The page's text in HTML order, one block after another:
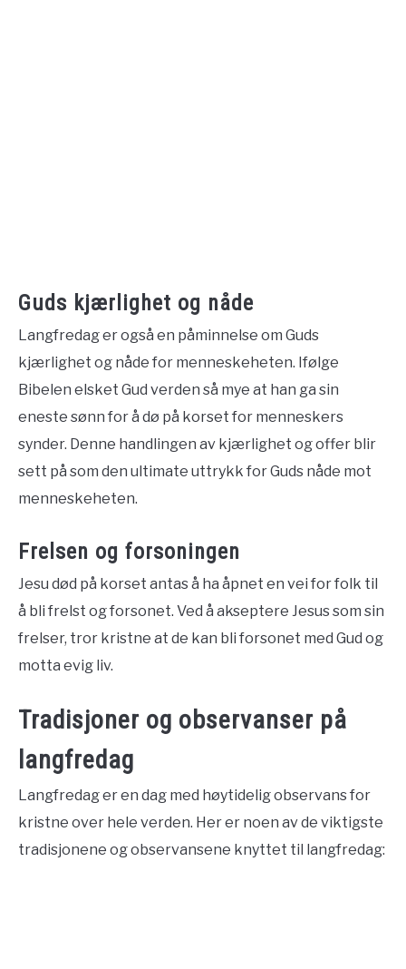
Guds kjærlighet og nåde
Langfredag er også en påminnelse om Guds
kjærlighet og nåde for menneskeheten. Ifølge
Bibelen elsket Gud verden så mye at han ga sin
eneste sønn for å dø på korset for menneskers
synder. Denne handlingen av kjærlighet og offer blir
sett på som den ultimate uttrykk for Guds nåde mot
menneskeheten.
Frelsen og forsoningen
Jesu død på korset antas å ha åpnet en vei for folk til
å bli frelst og forsonet. Ved å akseptere Jesus som sin
frelser, tror kristne at de kan bli forsonet med Gud og
motta evig liv.
Tradisjoner og observanser på
langfredag
Langfredag er en dag med høytidelig observans for
kristne over hele verden. Her er noen av de viktigste
tradisjonene og observansene knyttet til langfredag: